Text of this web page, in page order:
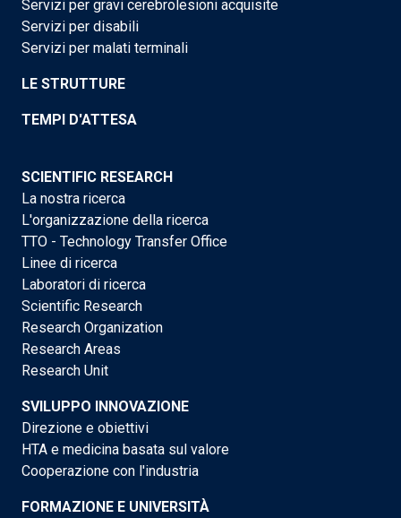
Servizi per gravi cerebrolesioni acquisite
Servizi per disabili
Servizi per malati terminali
LE STRUTTURE
TEMPI D'ATTESA
SCIENTIFIC RESEARCH
La nostra ricerca
L'organizzazione della ricerca
TTO - Technology Transfer Office
Linee di ricerca
Laboratori di ricerca
Scientific Research
Research Organization
Research Areas
Research Unit
SVILUPPO INNOVAZIONE
Direzione e obiettivi
HTA e medicina basata sul valore
Cooperazione con l'industria
FORMAZIONE E UNIVERSITÀ